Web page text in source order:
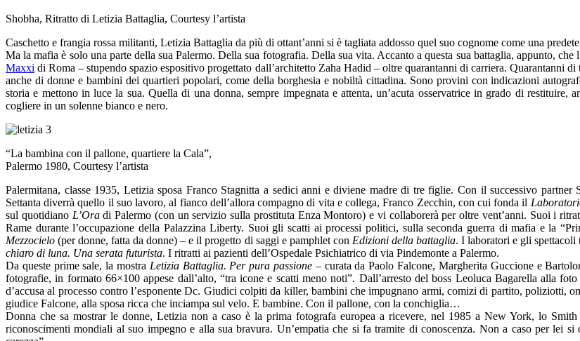
Shobha, Ritratto di Letizia Battaglia, Courtesy l’artista
Caschetto e frangia rossa militanti, Letizia Battaglia da più di ottant’anni si è tagliata addosso quel suo cognome come una
Ma la mafia è solo una parte della sua Palermo. Della sua fotografia. Della sua vita. Accanto a questa sua battaglia, appunto,
Maxxi di Roma – stupendo spazio espositivo progettato dall’architetto Zaha Hadid – oltre quarantanni di carriera. Quarantanni
anche di donne e bambini dei quartieri popolari, come della borghesia e nobiltà cittadina. Sono provini con indicazioni
storia e mettono in luce la sua. Quella di una donna, sempre impegnata e attenta, un’acuta osservatrice in grado di
cogliere in un solenne bianco e nero.
“La bambina con il pallone, quartiere la Cala”,
Palermo 1980, Courtesy l’artista
Palermitana, classe 1935, Letizia sposa Franco Stagnitta a sedici anni e diviene madre di tre figlie. Con il successivo
Settanta diverrà quello il suo lavoro, al fianco dell’allora compagno di vita e collega, Franco Zecchin, con cui fonda il
sul quotidiano L’Oradi Palermo (con un servizio sulla prostituta Enza Montoro) e vi collaborerà per oltre vent’anni. Suoi i
Rame durante l’occupazione della Palazzina Liberty. Suoi gli scatti ai processi politici, sulla seconda guerra di mafia e la
Mezzocielo (per donne, fatta da donne) – e il progetto di saggi e pamphlet con Edizioni della battaglia. I laboratori e gli spettacoli
chiaro di luna. Una serata futurista. I ritratti ai pazienti dell’Ospedale Psichiatrico di via Pindemonte a Palermo.
Da queste prime sale, la mostra Letizia Battaglia. Per pura passione – curata da Paolo Falcone, Margherita Guccione e
fotografie, in formato 66×100 appese dall’alto, “tra icone e scatti meno noti”. Dall’arresto del boss Leoluca Bagarella alla
d’accusa al processo contro l’esponente Dc. Giudici colpiti da killer, bambini che impugnano armi, comizi di partito, poliziotti,
giudice Falcone, alla sposa ricca che inciampa sul velo. E bambine. Con il pallone, con la conchiglia…
Donna che sa mostrar le donne, Letizia non a caso è la prima fotografa europea a ricevere, nel 1985 a New York, lo
riconoscimenti mondiali al suo impegno e alla sua bravura. Un’empatia che si fa tramite di conoscenza. Non a caso per lei